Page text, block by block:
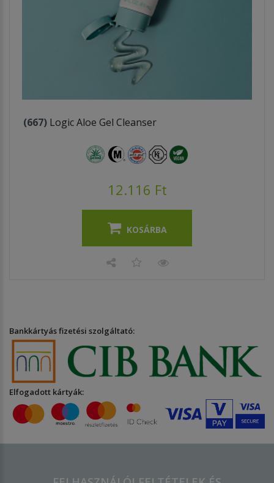
(667) Logic Aloe Gel Cleanser
12.116 Ft
KOSÁRBA
Bankkártyás fizetési szolgáltató:
Elfogadott kártyák: